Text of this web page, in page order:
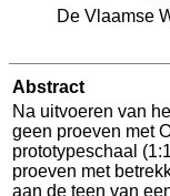
De Vlaamse
Abstract
Na uitvoeren van
geen proeven met
prototypeschaal
proeven met
aan de teen van